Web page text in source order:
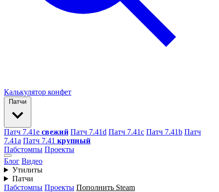
Калькулятор конфет
Патчи
Патч 7.41e свежий Патч 7.41d Патч 7.41c Патч 7.41b Патч
7.41а Патч 7.41 крупный
Пабстомпы Проекты
Блог Видео
Утилиты
Патчи
Пабстомпы Проекты Пополнить Steam